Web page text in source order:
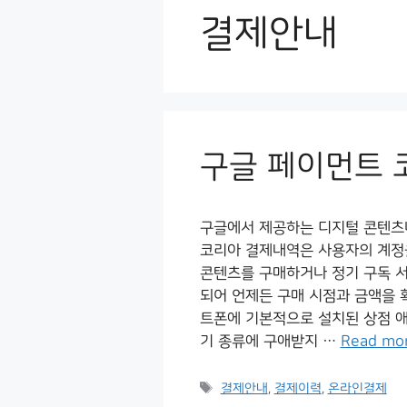
결제안내
구글 페이먼트
구글에서 제공하는 디지털 콘텐
코리아 결제내역은 사용자의 계
콘텐츠를 구매하거나 정기 구독
되어 언제든 구매 시점과 금액을
트폰에 기본적으로 설치된 상점
기 종류에 구애받지 … Read
Tags
결제안내, 결제이력, 온라인결제